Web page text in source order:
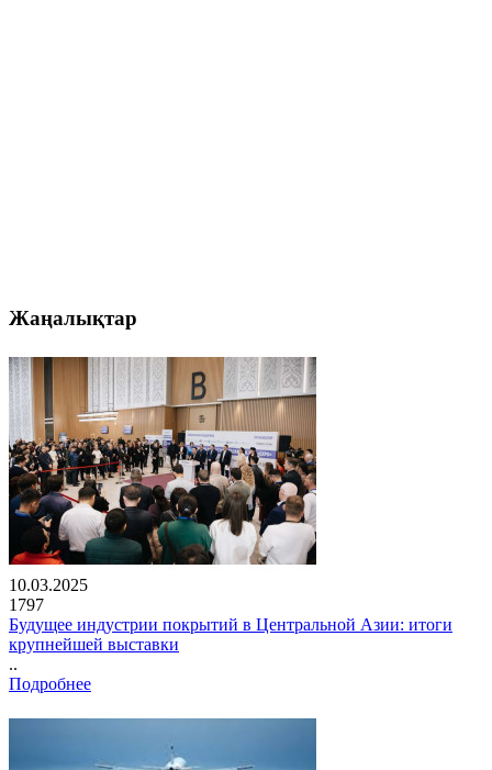
Жаңалықтар
10.03.2025
1797
Будущее индустрии покрытий в Центральной Азии: итоги
крупнейшей выставки
..
Подробнее